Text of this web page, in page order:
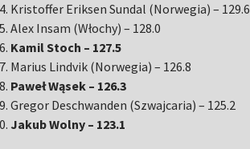
Kristoffer Eriksen Sundal (Norwegia) – 129.6
Alex Insam (Włochy) – 128.0
Kamil Stoch – 127.5
Marius Lindvik (Norwegia) – 126.8
Paweł Wąsek – 126.3
Gregor Deschwanden (Szwajcaria) – 125.2
Jakub Wolny – 123.1